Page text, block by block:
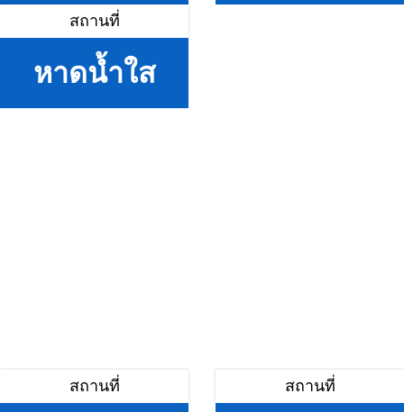
สถานที่
หาดน้ำใส
สถานที่ สถานที่